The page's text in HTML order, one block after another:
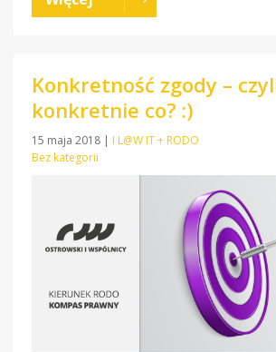
Konkretność zgody –
konkretnie co? :)
15 maja 2018 | I L@W IT + RODO
Bez kategorii